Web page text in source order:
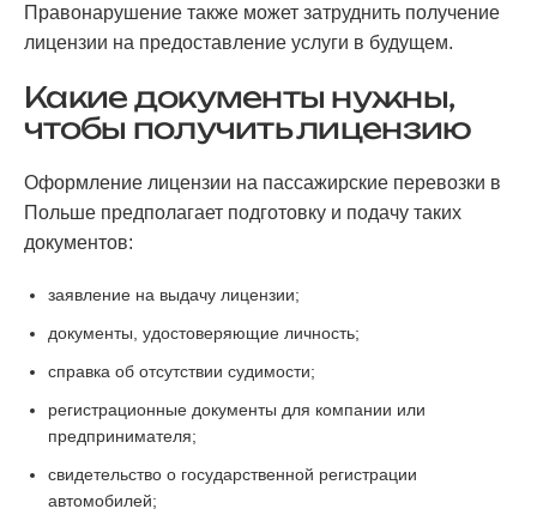
Правонарушение также может затруднить получение
лицензии на предоставление услуги в будущем.
Какие документы нужны,
чтобы получить лицензию
Оформление лицензии на пассажирские перевозки в
Польше предполагает подготовку и подачу таких
документов:
заявление на выдачу лицензии;
документы, удостоверяющие личность;
справка об отсутствии судимости;
регистрационные документы для компании или
предпринимателя;
свидетельство о государственной регистрации
автомобилей;